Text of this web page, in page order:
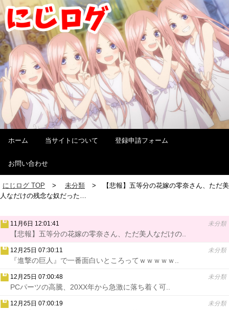
ホーム 当サイトについて 登録申請フォーム
お問い合わせ
にじログ TOP 未分類
【悲報】五等分の花嫁の零奈さん、ただ美
人なだけの残念な奴だった…
11月6日 12:01:41 未分類
【悲報】五等分の花嫁の零奈さん、ただ美人なだけの..
12月25日 07:30:11 未分類
『進撃の巨人』で一番面白いところってｗｗｗｗｗ..
12月25日 07:00:48 未分類
PCパーツの高騰、20XX年から急激に落ち着く可..
12月25日 07:00:19 未分類